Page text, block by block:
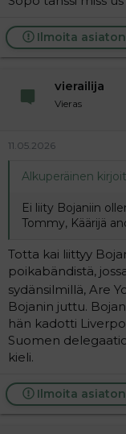
Ilmoita
vierailija
Vieras
11.05.2026
Alkuperäinen
Ei liity Bojaniin
Tommy, Käärijä
Totta kai liittyy
poikabändistä,
sydänsilmillä, Are
Bojanin juttu.
hän kadotti
Suomen
kieli.
Ilmoita